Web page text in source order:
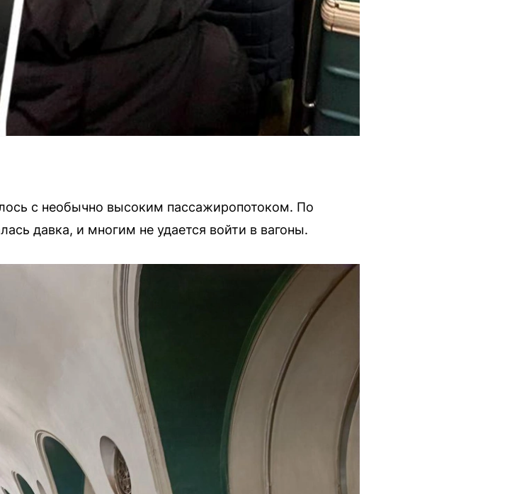
с необычно высоким пассажиропотоком. По
давка, и многим не удается войти в вагоны.